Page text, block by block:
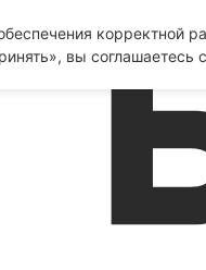
корректной
вы соглашаетесь